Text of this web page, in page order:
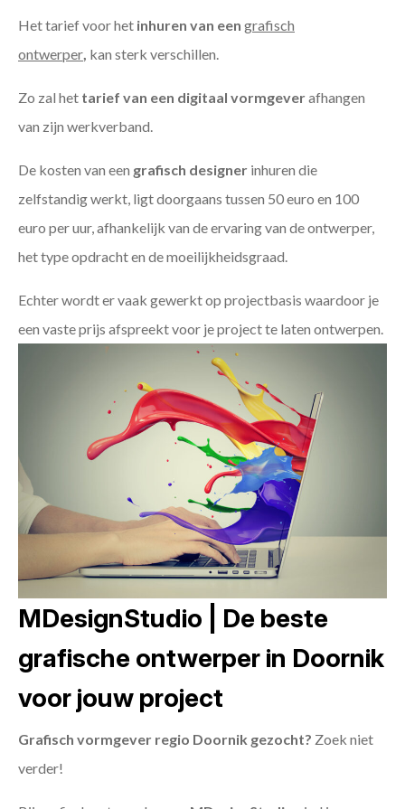
Het tarief voor het inhuren van een grafisch
ontwerper kan sterk verschillen.
Zo zal het tarief van een digitaal vormgeverafhangen
van zijn werkverband.
De kosten van een grafisch designer inhuren die
zelfstandig werkt, ligt doorgaans tussen 50 euro en 100
euro per uur, afhankelijk van de ervaring van de ontwerper,
het type opdracht en de moeilijkheidsgraad.
Echter wordt er vaak gewerkt op projectbasis waardoor je
een vaste prijs afspreekt voor je project te laten ontwerpen.
MDesignStudio | De beste
grafische ontwerper in Doornik
voor jouw project
Grafisch vormgever regio Doornik gezocht? Zoek niet
verder!